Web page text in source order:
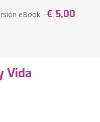
eBook € 5,00
Vida